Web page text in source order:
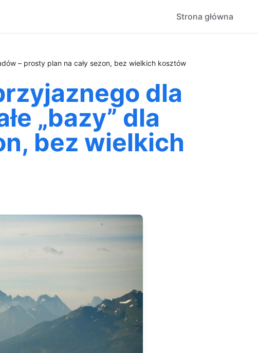
Strona główna
– prosty plan na cały sezon, bez wielkich kosztów
dla
„bazy” dla
bez wielkich